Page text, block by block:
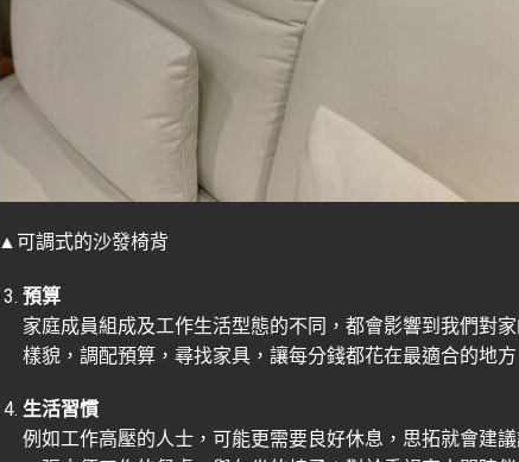
▲可調式的沙發椅背
預算
家庭成員組成及工作生活型態的不同，都會影響到我們對
樣貌，調配預算，尋找家具，讓每分錢都花在最適合的地方
生活習慣
例如工作高壓的人士，可能更需要良好休息，思拓就會建